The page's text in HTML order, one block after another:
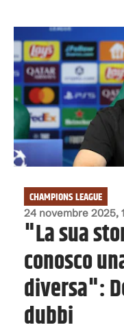
24 novembre 2025,
CHAMPIONS LEAGUE
"La sua
conosco
diversa":
dubbi